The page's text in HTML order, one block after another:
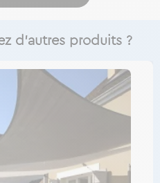
d’autres produits ?